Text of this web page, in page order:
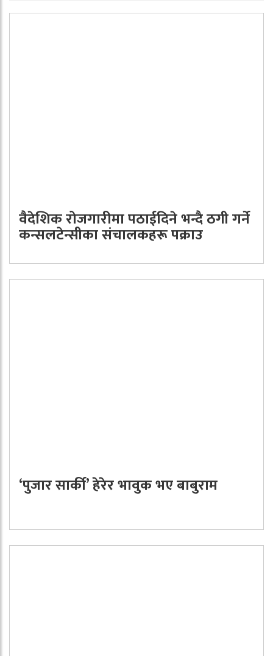
वैदेशिक रोजगारीमा पठाईदिने भन्दै ठगी गर्ने
कन्सलटेन्सीका संचालकहरू पक्राउ
‘पुजार सार्की’ हेरेर भावुक भए बाबुराम